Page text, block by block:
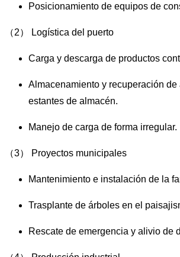
Posicionamiento de equipos de
（2） Logística del puerto
Carga y descarga de productos
Almacenamiento y recuperación
estantes de almacén.
Manejo de carga de forma irregular.
（3） Proyectos municipales
Mantenimiento e instalación de la
Trasplante de árboles en el
Rescate de emergencia y alivio de